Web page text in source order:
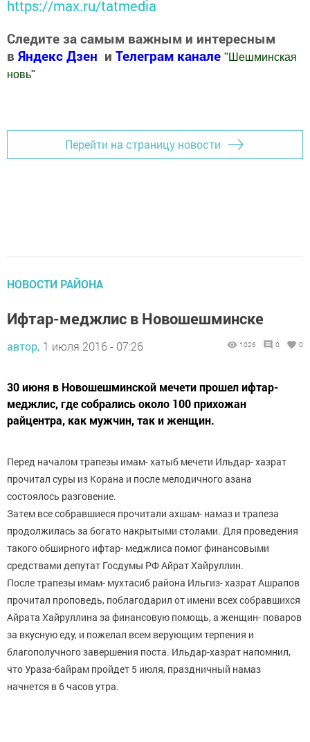
https://max.ru/tatmedia
Следите за самым важным и интересным
в Яндекс Дзен и Телеграм канале " Шешминская
новь"
Перейти на страницу новости
НОВОСТИ РАЙОНА
Ифтар-меджлис в Новошешминске
автор, 1 июля 2016 - 07:26 1026 0 0
30 июня в Новошешминской мечети прошел ифтар-
меджлис, где собрались около 100 прихожан
райцентра, как мужчин, так и женщин.
Перед началом трапезы имам- хатыб мечети Ильдар- хазрат
прочитал суры из Корана и после мелодичного азана
состоялось разговение.
Затем все собравшиеся прочитали ахшам- намаз и трапеза
продолжилась за богато накрытыми столами. Для проведения
такого обширного ифтар- меджлиса помог финансовыми
средствами депутат Госдумы РФ Айрат Хайруллин.
После трапезы имам- мухтасиб района Ильгиз- хазрат Ашрапов
прочитал проповедь, поблагодарил от имени всех собравшихся
Айрата Хайруллина за финансовую помощь, а женщин- поваров
за вкусную еду, и пожелал всем верующим терпения и
благополучного завершения поста. Ильдар-хазрат напомнил,
что Ураза-байрам пройдет 5 июля, праздничный намаз
начнется в 6 часов утра.